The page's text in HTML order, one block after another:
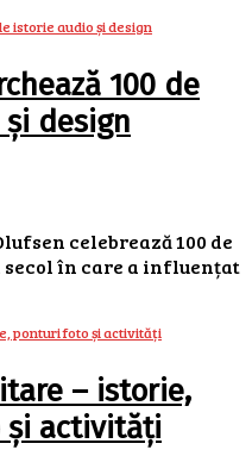
100 de
design
celebrează 100 de
secol în care a influențat
– istorie,
și activități